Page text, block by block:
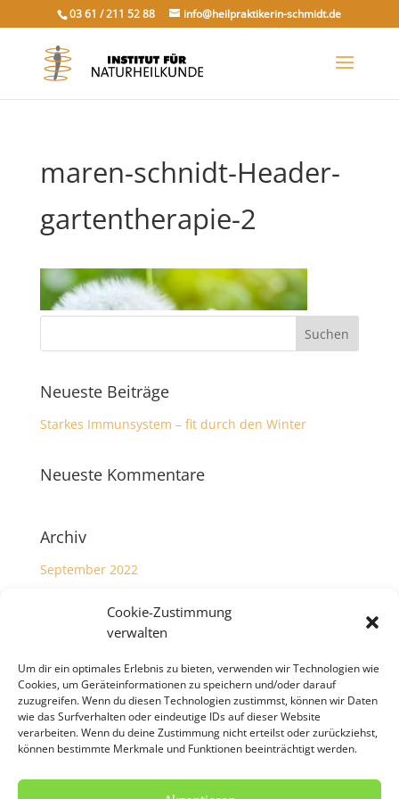
Cookie-Zustimmung
verwalten
Um dir ein optimales Erlebnis zu bieten, verwenden wir Technologien wie
Cookies, um Geräteinformationen zu speichern und/oder darauf
zuzugreifen. Wenn du diesen Technologien zustimmst, können wir Daten
wie das Surfverhalten oder eindeutige IDs auf dieser Website
verarbeiten. Wenn du deine Zustimmung nicht erteilst oder zurückziehst,
können bestimmte Merkmale und Funktionen beeinträchtigt werden.
03 61 / 211 52 88 info@heilpraktikerin-schmidt.de
maren-schnidt-Header-
gartentherapie-2
Neueste Beiträge
Starkes Immunsystem – fit durch den Winter
Neueste Kommentare
Archiv
September 2022
Kategorien
Meta
Anmelden